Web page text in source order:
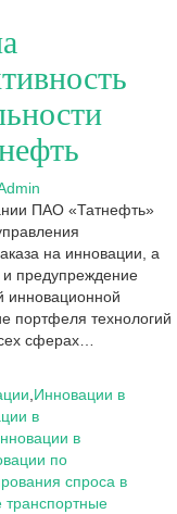
ПАО «Татнефть»
на инновации, а
и предупреждение
инновационной
портфеля технологий
сферах…
Инновации в
в
в
по
спроса в